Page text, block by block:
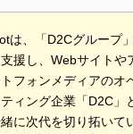
は、「D2Cグループ
援し、Webサイト
フォンメディアの
ィング企業「D2C」
に次代を切り拓い